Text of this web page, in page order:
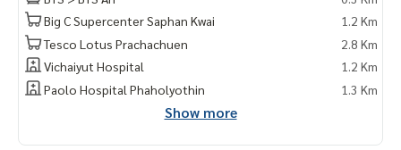
🥰 Contact
Line : @therealproperty
Wechat : TheRealP
WhatsApp :+66 82 269 6289
Baimint
Mo for EN/TH
Big C Supercenter Saphan Kwai
1.2 Km
Tesco Lotus Prachachuen
2.8 Km
Vichaiyut Hospital
1.2 Km
Paolo Hospital Phaholyothin
1.3 Km
Show more